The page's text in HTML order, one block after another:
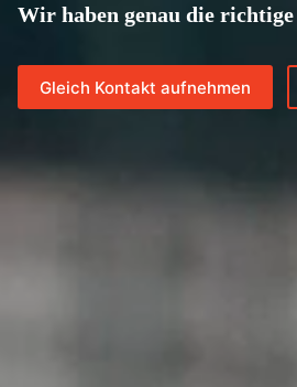
Wir haben genau die
Gleich Kontakt aufnehmen